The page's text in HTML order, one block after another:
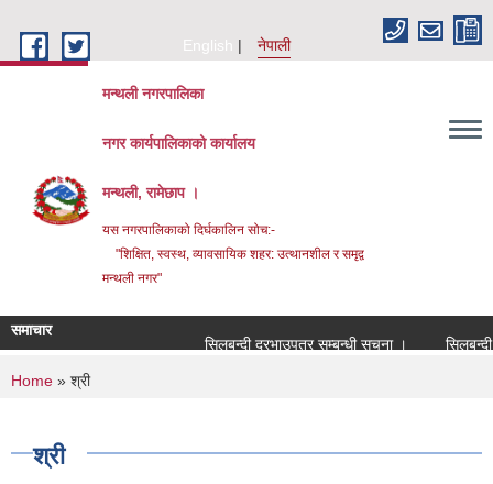
English
नेपाली
मन्थली नगरपालिका
नगर कार्यपालिकाको कार्यालय
मन्थली, रामेछाप ।
यस नगरपालिकाको दिर्घकालिन सोच:-
"शिक्षित, स्वस्थ, व्यावसायिक शहर: उत्थानशील र समृद्व
मन्थली नगर"
समाचार
सिलबन्दी दरभाउपत्र सम्बन्धी सूचना ।
सिलबन्दी
You are here
Home » श्री
श्री